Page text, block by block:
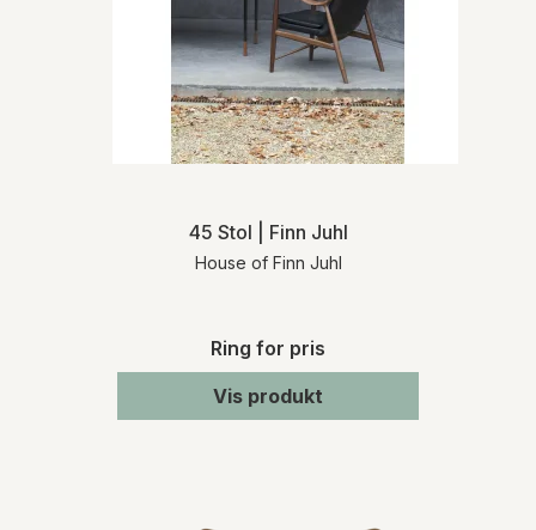
45 Stol | Finn Juhl
House of Finn Juhl
Ring for pris
Vis produkt